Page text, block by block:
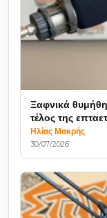
Ξαφνικά
τέλος της
Ηλίας Μακρής
30/07/2026